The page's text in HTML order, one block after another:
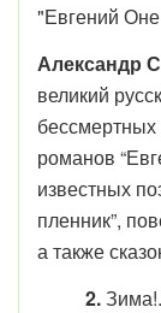
"Евгений
Александр
великий
бессмертных
романов
известных
пленник”,
а также
2.